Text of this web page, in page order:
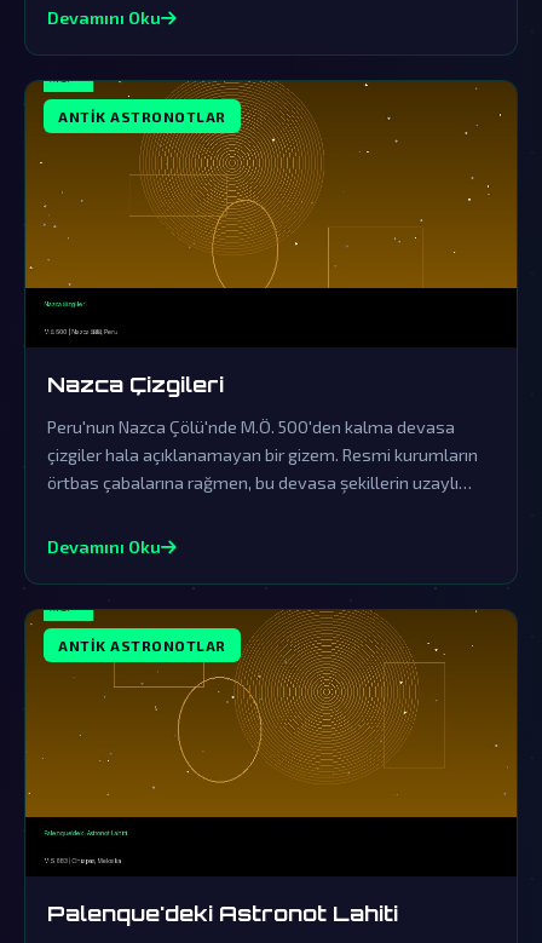
gezegenimize gerçekleşen eski ziyaretlerin kapılarını
Devamını Oku
ANTIK ASTRONOTLAR
Nazca Çizgileri
Peru'nun Nazca Çölü'nde M.Ö. 500'den kalma devasa
çizgiler hala açıklanamayan bir gizem. Resmi kurumların
örtbas çabalarına rağmen, bu devasa şekillerin uzaylı
Devamını Oku
ANTIK ASTRONOTLAR
Palenque'deki Astronot Lahiti